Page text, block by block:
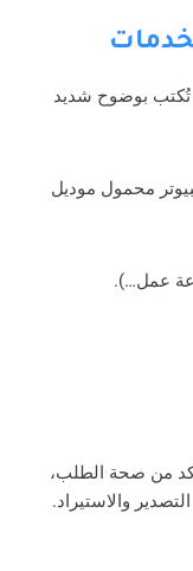
تُكتب بوضوح شديد
محمول موديل
عمل…).
من صحة الطلب،
والاستيراد.